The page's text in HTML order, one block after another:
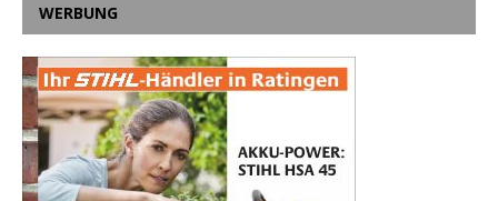
WERBUNG